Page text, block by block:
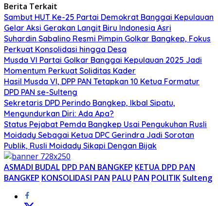
Berita Terkait
Sambut HUT Ke-25 Partai Demokrat Banggai Kepulauan
Gelar Aksi Gerakan Langit Biru Indonesia Asri
Suhardin Sabalino Resmi Pimpin Golkar Bangkep, Fokus
Perkuat Konsolidasi hingga Desa
Musda VI Partai Golkar Banggai Kepulauan 2025 Jadi
Momentum Perkuat Soliditas Kader
Hasil Musda VI, DPP PAN Tetapkan 10 Ketua Formatur
DPD PAN se-Sulteng
Sekretaris DPD Perindo Bangkep, Ikbal Sipatu,
Mengundurkan Diri: Ada Apa?
Status Pejabat Pemda Bangkep Usai Pengukuhan Rusli
Moidady Sebagai Ketua DPC Gerindra Jadi Sorotan
Publik, Rusli Moidady Sikapi Dengan Bijak
ASMADI BUDAL DPD PAN BANGKEP KETUA DPD PAN
BANGKEP KONSOLIDASI PAN PALU PAN POLITIK Sulteng